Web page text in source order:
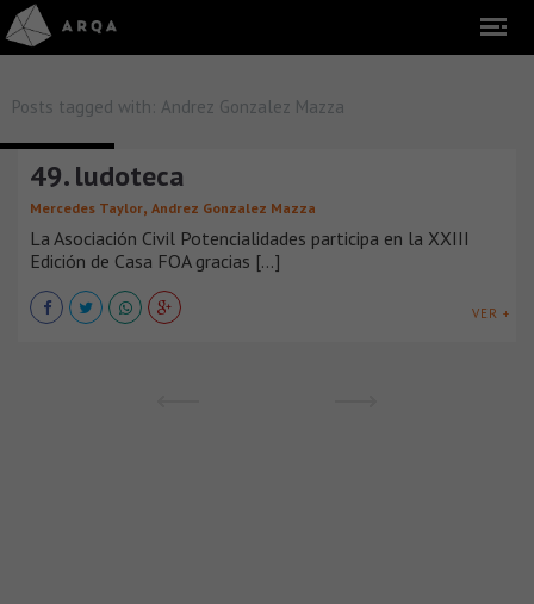
Posts tagged with: Andrez Gonzalez Mazza
49. ludoteca
Mercedes Taylor, Andrez Gonzalez Mazza
La Asociación Civil Potencialidades participa en la XXIII
Edición de Casa FOA gracias [...]
VER +